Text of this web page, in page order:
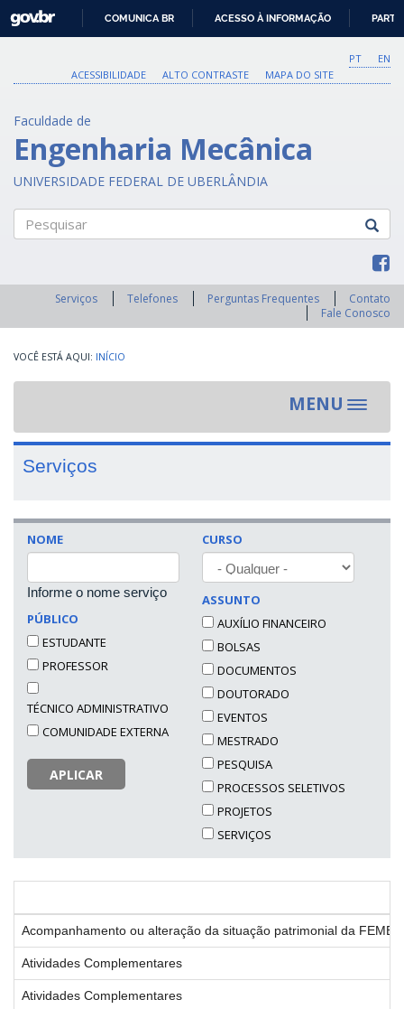
O
CONTEÚDO
GOVBR
COMUNICA BR ACESSO À INFORMAÇÃO
PT
EN
ACESSIBILIDADE
ALTO CONTRASTE MAPA DO SITE
Faculdade de
Engenharia Mecânica
UNIVERSIDADE FEDERAL DE UBERLÂNDIA
Serviços Telefones Perguntas Frequentes
Contato
Fale Conosco
INÍCIO
MENU
Toggle
Serviços
NOME
Informe o nome serviço
PÚBLICO
ESTUDANTE
PROFESSOR
TÉCNICO ADMINISTRATIVO
COMUNIDADE EXTERNA
APLICAR
CURSO
ASSUNTO
AUXÍLIO FINANCEIRO
BOLSAS
DOCUMENTOS
DOUTORADO
EVENTOS
MESTRADO
PESQUISA
PROCESSOS SELETIVOS
PROJETOS
SERVIÇOS
Acompanhamento ou alteração da situação patrimonial da FEMEC
Atividades Complementares
Atividades Complementares